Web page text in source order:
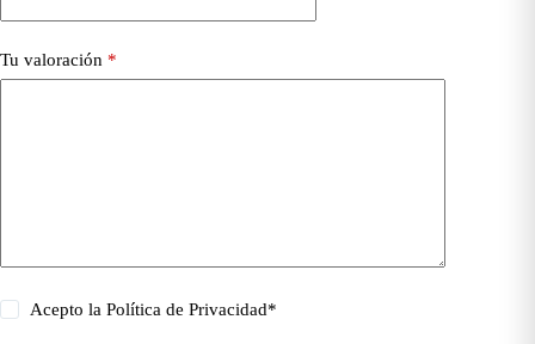
Tu valoración *
Acepto laPolítica de Privacidad*